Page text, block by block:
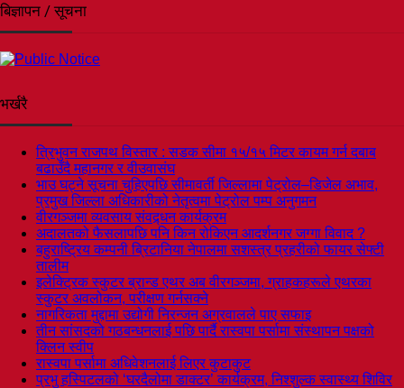
बिज्ञापन / सूचना
भर्खरै
त्रिभुवन राजपथ विस्तार : सडक सीमा १५/१५ मिटर कायम गर्न दबाब
बढाउँदै महानगर र वीउवासंघ
भाउ घट्ने सूचना चुहिएपछि सीमावर्ती जिल्लामा पेट्रोल–डिजेल अभाव,
प्रमुख जिल्ला अधिकारीको नेतृत्वमा पेट्रोल पम्प अनुगमन
वीरगञ्जमा व्यवसाय संवद्र्धन कार्यक्रम
अदालतको फैसलापछि पनि किन रोकिएन आदर्शनगर जग्गा विवाद ?
बहुराष्ट्रिय कम्पनी ब्रिटानिया नेपालमा सशस्त्र प्रहरीको फायर सेफ्टी
तालीम
इलेक्ट्रिक स्कुटर ब्रान्ड एथर अब वीरगञ्जमा, ग्राहकहरूले एथरका
स्कुटर अवलोकन, परीक्षण गर्नसक्ने
नागरिकता मुद्दामा उद्योगी निरन्जन अग्रवालले पाए सफाइ
तीन सांसदको गठबन्धनलाई पछि पार्दै रास्वपा पर्सामा संस्थापन पक्षको
क्लिन स्वीप
रास्वपा पर्सामा अधिवेशनलाई लिएर कुटाकुट
प्रभु हस्पिटलको ‘घरदैलोमा डाक्टर’ कार्यक्रम, निश्शुल्क स्वास्थ्य शिविर